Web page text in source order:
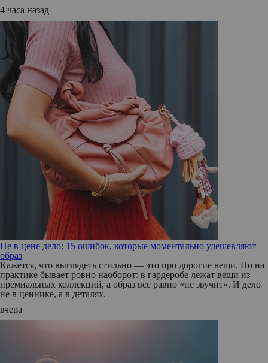
4 часа назад
Не в цене дело: 15 ошибок, которые моментально удешевляют
образ
Кажется, что выглядеть стильно — это про дорогие вещи. Но на
практике бывает ровно наоборот: в гардеробе лежат вещи из
премиальных коллекций, а образ все равно «не звучит». И дело
не в ценнике, а в деталях.
вчера